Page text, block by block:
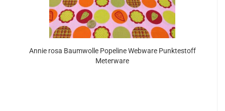
Annie rosa Baumwolle Popeline Webware Punktestoff
Meterware